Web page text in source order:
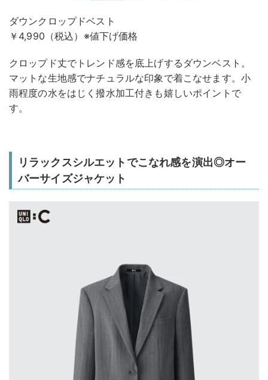
ダウンクロップドベスト
￥4,990（税込）※値下げ価格
クロップド丈でトレンド感を底上げするダウンベスト。
マットな生地感でナチュラルな印象で着こなせます。小
雨程度の水をはじく撥水加工付きも嬉しいポイントで
す。
リラックスシルエットでこなれ感を演出◎オー
バーサイズジャケット